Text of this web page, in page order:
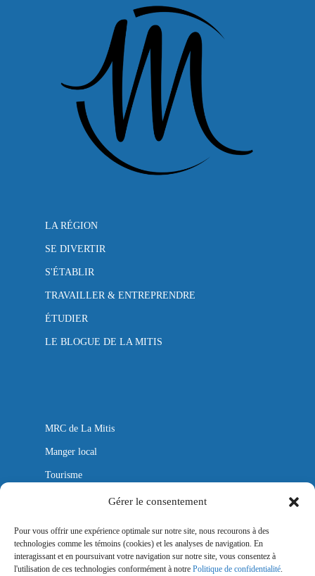
Gérer le consentement
Pour vous offrir une expérience optimale sur notre site, nous recourons à des
technologies comme les témoins (cookies) et les analyses de navigation. En
interagissant et en poursuivant votre navigation sur notre site, vous consentez à
l'utilisation de ces technologies conformément à notre Politique de confidentialité.
LA RÉGION
SE DIVERTIR
S'ÉTABLIR
TRAVAILLER & ENTREPRENDRE
ÉTUDIER
LE BLOGUE DE LA MITIS
MRC de La Mitis
Manger local
Tourisme
Mitis Lab